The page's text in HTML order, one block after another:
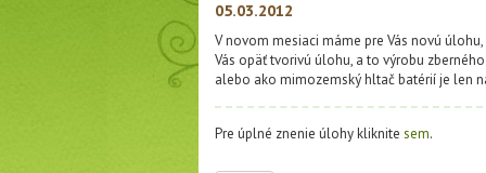
05.03.2012
V novom mesiaci máme pre Vás novú
Vás opäť tvorivú úlohu, a to výrobu
alebo ako mimozemský hltač batérií je len
Pre úplné znenie úlohy kliknite sem.